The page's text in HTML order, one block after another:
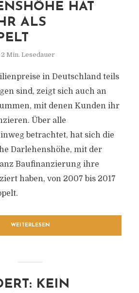
HAT
ALS
2 Min. Lesedauer
in Deutschland teils
sind, zeigt sich auch an
mit denen Kunden ihr
Über alle
betrachtet, hat sich die
Darlehenshöhe, mit der
Baufinanzierung ihre
haben, von 2007 bis 2017
WEITERLESEN
KEIN